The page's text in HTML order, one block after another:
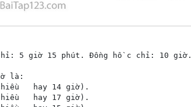
5 giờ 15 phút. Đồng hồ c chỉ: 10 giờ.
là: